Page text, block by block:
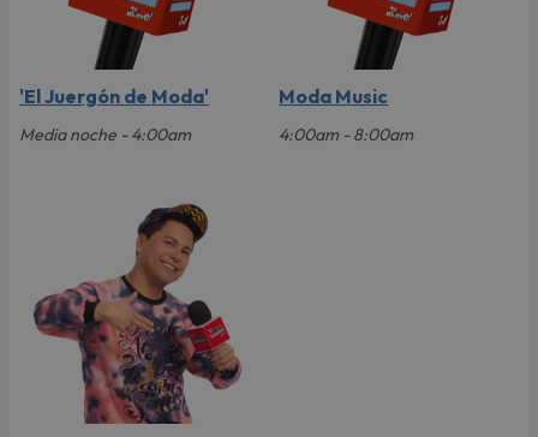
'El Juergón de Moda'
Media noche - 4:00am
Moda Music
4:00am - 8:00am